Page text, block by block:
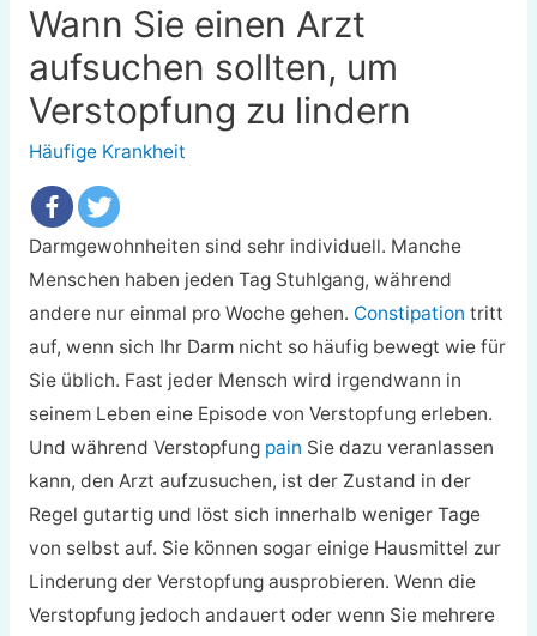
Wann Sie einen Arzt
aufsuchen sollten, um
Verstopfung zu lindern
Häufige Krankheit
Darmgewohnheiten sind sehr individuell. Manche
Menschen haben jeden Tag Stuhlgang, während
andere nur einmal pro Woche gehen. Constipation tritt
auf, wenn sich Ihr Darm nicht so häufig bewegt wie für
Sie üblich. Fast jeder Mensch wird irgendwann in
seinem Leben eine Episode von Verstopfung erleben.
Und während Verstopfung pain Sie dazu veranlassen
kann, den Arzt aufzusuchen, ist der Zustand in der
Regel gutartig und löst sich innerhalb weniger Tage
von selbst auf. Sie können sogar einige Hausmittel zur
Linderung der Verstopfung ausprobieren. Wenn die
Verstopfung jedoch andauert oder wenn Sie mehrere